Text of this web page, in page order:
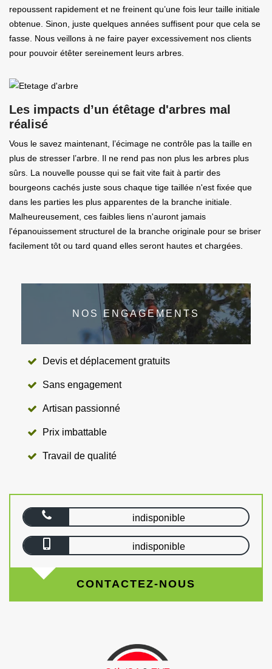
repoussent rapidement et ne freinent qu’une fois leur taille initiale
obtenue. Sinon, juste quelques années suffisent pour que cela se
fasse. Nous veillons à ne faire payer excessivement nos clients
pour pouvoir étêter sereinement leurs arbres.
Les impacts d’un étêtage d'arbres mal
réalisé
Vous le savez maintenant, l’écimage ne contrôle pas la taille en
plus de stresser l’arbre. Il ne rend pas non plus les arbres plus
sûrs. La nouvelle pousse qui se fait vite fait à partir des
bourgeons cachés juste sous chaque tige taillée n'est fixée que
dans les parties les plus apparentes de la branche initiale.
Malheureusement, ces faibles liens n'auront jamais
l'épanouissement structurel de la branche originale pour se briser
facilement tôt ou tard quand elles seront hautes et chargées.
NOS ENGAGEMENTS
Devis et déplacement gratuits
Sans engagement
Artisan passionné
Prix imbattable
Travail de qualité
indisponible
indisponible
CONTACTEZ-NOUS